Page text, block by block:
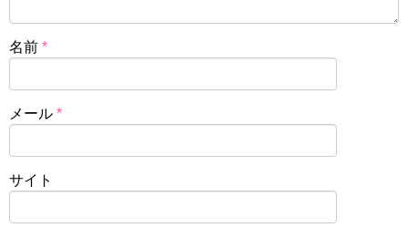
名前 *
メール *
サイト